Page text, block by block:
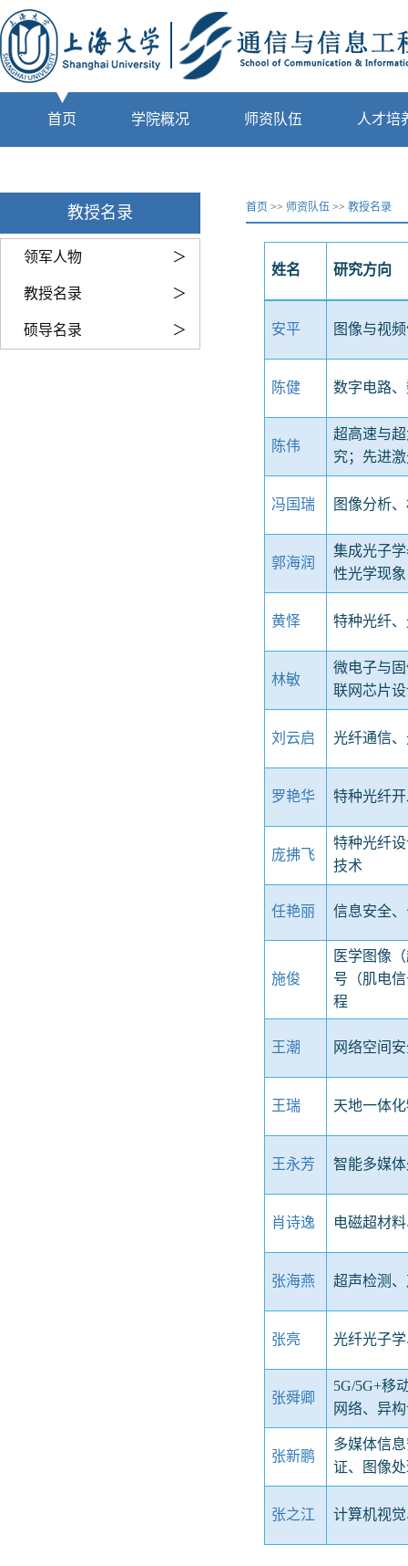
首页 学院概况 师资队伍 人才培
教授名录
领军人物 ＞
教授名录 ＞
硕导名录 ＞
首页 >> 师资队伍 >> 教授名录
姓名 研究方向
安平 图像与视
陈健 数字电路
陈伟
超高速与
究；先进
冯国瑞 图像分析
郭海润
集成光子
性光学现象
黄怿 特种光纤
林敏
微电子与
联网芯片
刘云启 光纤通信
罗艳华 特种光纤
庞拂飞
特种光纤
技术
任艳丽 信息安全
施俊
医学图像
号（肌电
程
王潮 网络空间
王瑞 天地一体
王永芳 智能多媒
肖诗逸 电磁超材
张海燕 超声检测
张亮 光纤光子
张舜卿
5G/5G+移
网络、异
张新鹏
多媒体信
证、图像
张之江 计算机视